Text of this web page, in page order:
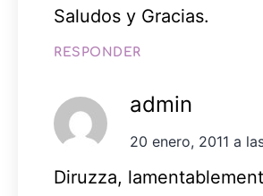
Saludos y Gracias.
RESPONDER
admin
20 enero, 2011 a
Diruzza,